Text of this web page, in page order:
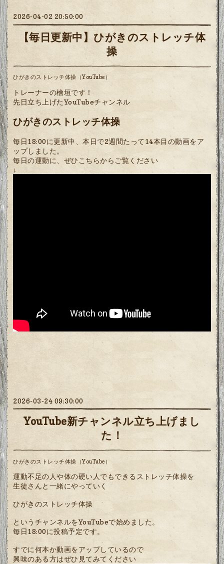
2026-04-02 20:50:00
【毎日更新中】ひがきのストレッチ体
操
ひがきのストレッチ体操（YouTube）
トレーナーの檜垣です！
先日立ち上げたYouTubeチャンネル
ひがきのストレッチ体操
毎日18:00に更新中、本日で2週間たって14本目の動画をア
ップしました。
毎日の運動に、ぜひこちらからご覧ください
↓
2026-03-24 09:30:00
YouTube新チャンネル立ち上げまし
た！
ひがきのストレッチ体操（YouTube）
運動不足の人や体の硬い人でもできるストレッチ体操を
生徒さんと一緒にやっていく
ひがきのストレッチ体操
というチャンネルをYouTubeで始めました。
毎日18:00に投稿予定です。
すでに何本か動画をアップしているので
興味のある方はぜひ見てみてください